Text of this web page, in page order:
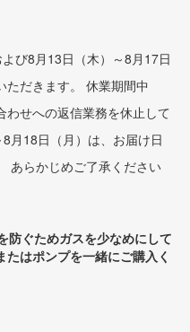
び8月13日（木）～8月17日
ただきます。 休業期間中
せへの返信業務を休止して
月18日（月）は、お届け日
あらかじめご了承ください
防ぐためガスを少なめにして
はポンプを一緒にご購入く